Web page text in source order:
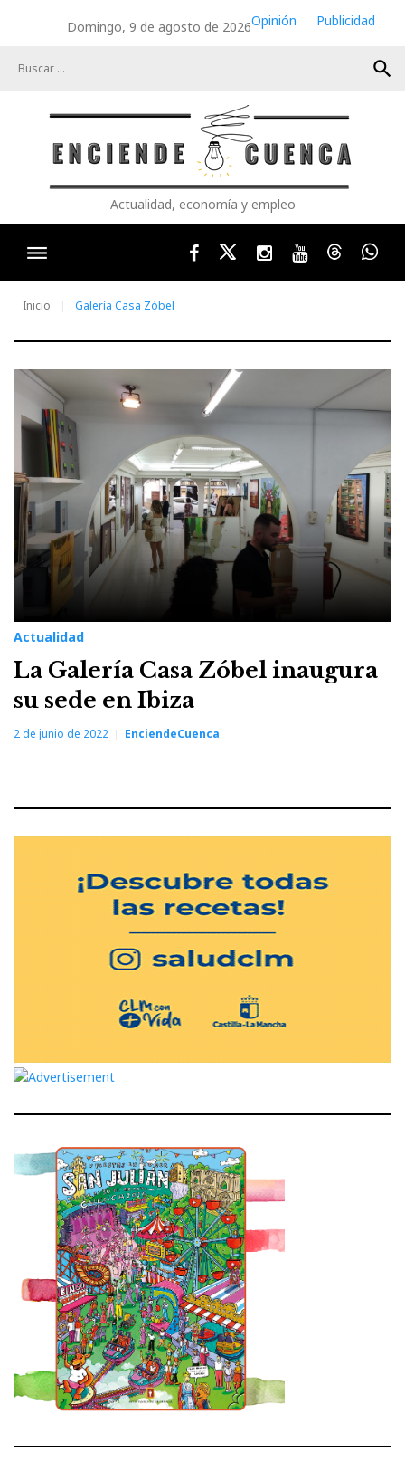
Domingo, 9 de agosto de 2026Opinión
Publicidad
search
Actualidad, economía y empleo
FacebookTwitterInstagram
YoutubeThreads
Inicio Galería Casa Zóbel
Etiqueta:
Galería
Casa
Zóbel
Actualidad
La Galería Casa Zóbel inaugura
su sede en Ibiza
2 de junio de 2022 EnciendeCuenca